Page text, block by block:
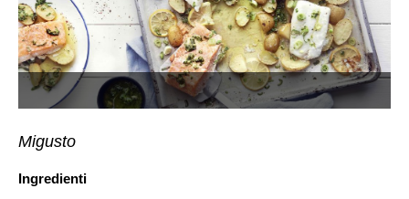
Migusto
Ingredienti